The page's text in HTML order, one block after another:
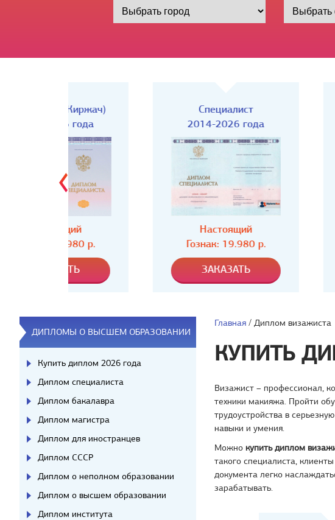
2014-2026 года
Гознак: 19.980 р.
2011-
Гознак:
Главная / Диплом визажиста
КУПИТЬ
Визажист – профессионал,
техники макияжа. Пройти
трудоустройства в
навыки и умения.
Можно купить диплом
такого специалиста,
документа легко
зарабатывать.
ДИПЛОМЫ О ВЫСШЕМ ОБРАЗОВАНИИ
Купить диплом 2026 года
Диплом специалиста
Диплом бакалавра
Диплом магистра
Диплом для иностранцев
Диплом СССР
Диплом о неполном образовании
Диплом о высшем образовании
Диплом института